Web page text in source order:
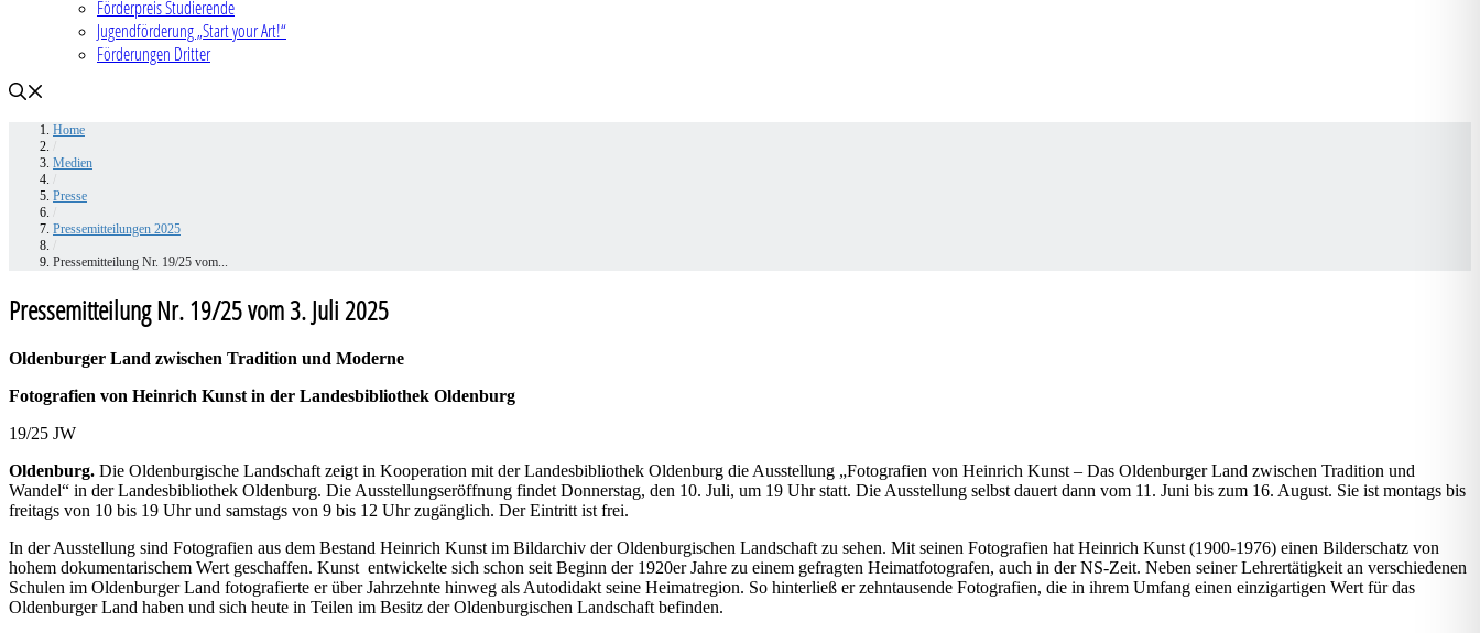
Förderpreis Studierende
Jugendförderung „Start your Art!“
Förderungen Dritter
Home
Medien
Presse
Pressemitteilungen 2025
Pressemitteilung Nr. 19/25 vom...
Pressemitteilung Nr. 19/25 vom 3. Juli 2025
Oldenburger Land zwischen Tradition und Moderne
Fotografien von Heinrich Kunst in der Landesbibliothek Oldenburg
19/25 JW
Oldenburg. Die Oldenburgische Landschaft zeigt in Kooperation mit der Landesbibliothek Oldenburg die Ausstellung „Fotografien von Heinrich Kunst – Das Oldenburger Land zwischen Tradition und
Wandel“ in der Landesbibliothek Oldenburg. Die Ausstellungseröffnung findet Donnerstag, den 10. Juli, um 19 Uhr statt. Die Ausstellung selbst dauert dann vom 11. Juni bis zum 16. August. Sie ist montags bis
freitags von 10 bis 19 Uhr und samstags von 9 bis 12 Uhr zugänglich. Der Eintritt ist frei.
In der Ausstellung sind Fotografien aus dem Bestand Heinrich Kunst im Bildarchiv der Oldenburgischen Landschaft zu sehen. Mit seinen Fotografien hat Heinrich Kunst (1900-1976) einen Bilderschatz von
hohem dokumentarischem Wert geschaffen. Kunst entwickelte sich schon seit Beginn der 1920er Jahre zu einem gefragten Heimatfotografen, auch in der NS-Zeit. Neben seiner Lehrertätigkeit an verschiedenen
Schulen im Oldenburger Land fotografierte er über Jahrzehnte hinweg als Autodidakt seine Heimatregion. So hinterließ er zehntausende Fotografien, die in ihrem Umfang einen einzigartigen Wert für das
Oldenburger Land haben und sich heute in Teilen im Besitz der Oldenburgischen Landschaft befinden.